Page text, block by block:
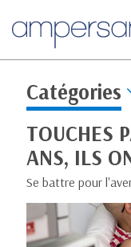
Catégories
TOUCHES
ANS, ILS
Se battre pour